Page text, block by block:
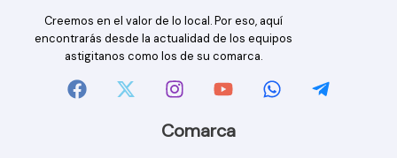
Creemos en el valor de lo local. Por eso, aquí
encontrarás desde la actualidad de los equipos
astigitanos como los de su comarca.
Comarca